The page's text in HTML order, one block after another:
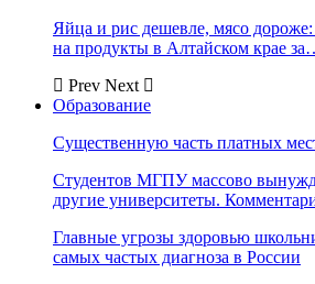
Яйца и рис дешевле, мясо
на продукты в Алтайском крае
Prev Next
Образование
Существенную часть платных
Студентов МГПУ массово
другие университеты.
Главные угрозы здоровью
самых частых диагноза в России